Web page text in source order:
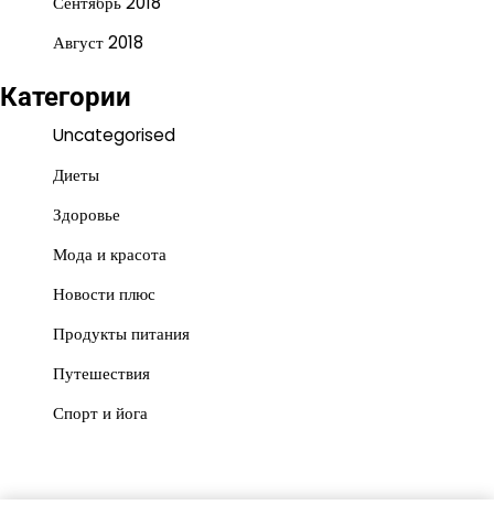
Август 2018
Категории
Uncategorised
Диеты
Здоровье
Мода и красота
Новости плюс
Продукты питания
Путешествия
Спорт и йога